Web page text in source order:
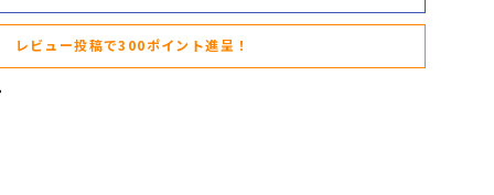
レビュー投稿で300ポイント進呈！